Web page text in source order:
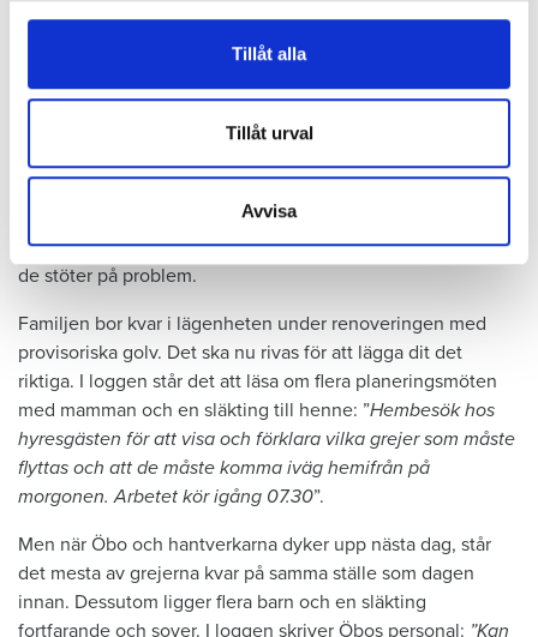
för sociala medier och analysera vår trafik. Vi
vidarebefordrar även sådana identifierare och annan
annons- och analysföretag som vi samarbetar med.
Dessa kan i sin tur kombinera informationen med annan
samlat in när du har använt deras tjänster.
Tillåt alla
Tillåt urval
Avvisa
Hemförsäkring eller inte – det är frågan
I anteckningarna framgår att Örebrobostäder gång på gång
försöker få klarhet i om hyresgästen har hemförsäkring. Allt
Det är den 27 juni 2023 och en anställd vid Öbo skriver
”Torrt!” med utropstecken i arbetsloggen. Därmed påbörjar
Öbo planeringen för att lägga nytt golv i lägenheten. Men
de stöter på problem.
Familjen bor kvar i lägenheten under renoveringen med
provisoriska golv. Det ska nu rivas för att lägga dit det
riktiga. I loggen står det att läsa om flera planeringsmöten
med mamman och en släkting till henne: ”Hembesök hos
hyresgästen för att visa och förklara vilka grejer som måste
flyttas och att de måste komma iväg hemifrån på
morgonen. Arbetet kör igång 07.30”.
Men när Öbo och hantverkarna dyker upp nästa dag, står
det mesta av grejerna kvar på samma ställe som dagen
innan. Dessutom ligger flera barn och en släkting
fortfarande och sover. I loggen skriver Öbos personal: ”Kan